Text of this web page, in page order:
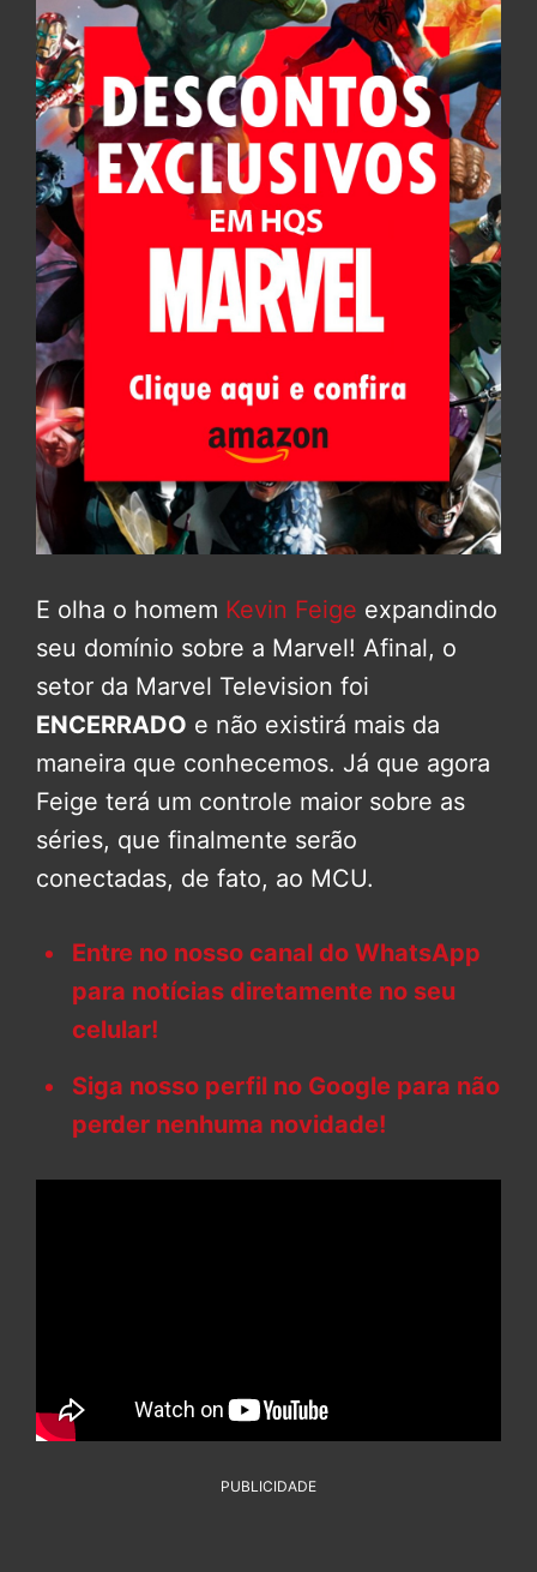
E olha o homem Kevin Feige expandindo
seu domínio sobre a Marvel! Afinal, o
setor da Marvel Television foi
ENCERRADO e não existirá mais da
maneira que conhecemos. Já que agora
Feige terá um controle maior sobre as
séries, que finalmente serão
conectadas, de fato, ao MCU.
Entre no nosso canal do WhatsApp
para notícias diretamente no seu
celular!
Siga nosso perfil no Google para não
perder nenhuma novidade!
PUBLICIDADE